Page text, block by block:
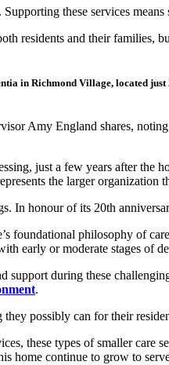
these services
residents and their families,
in Richmond Village, located
Amy England shares,
just a few years after the
the larger organization
In honour of its 20th
foundational philosophy of
early or moderate stages of
support during these
.
possibly can for their
these types of smaller
home continue to grow to